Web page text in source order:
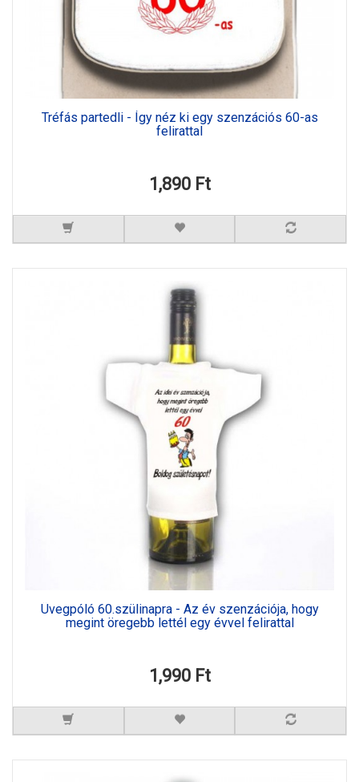
Tréfás partedli - Így néz ki egy szenzációs 60-as
felirattal
1,890 Ft
Üvegpóló 60.szülinapra - Az év szenzációja, hogy
megint öregebb lettél egy évvel felirattal
1,990 Ft